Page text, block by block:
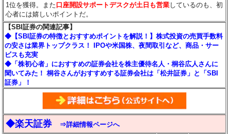
1位を獲得。また口座開設サポートデスクが土日も営業しているのも、初
心者には嬉しいポイントだ。
【SBI証券の関連記事】
◆【SBI証券の特徴とおすすめポイントを解説！】株式投資の売買手数料
の安さは業界トップクラス！ IPOや米国株、夜間取引など、商品・サー
ビスも充実
◆「株初心者」におすすめの証券会社を株主優待名人・桐谷広人さんに
聞いてみた！ 桐谷さんがおすすめする証券会社は「松井証券」と「SBI
証券」！
◆楽天証券 ⇒詳細情報ページへ